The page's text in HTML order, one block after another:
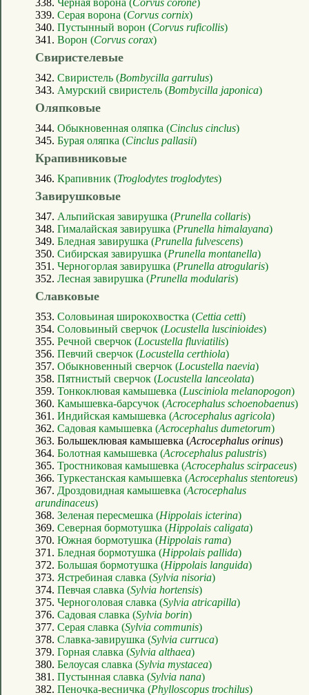
339. Серая ворона (Corvus cornix)
340. Пустынный ворон (Corvus ruficollis)
341. Ворон (Corvus corax)
Свиристелевые
342. Свиристель (Bombycilla garrulus)
343. Амурский свиристель (Bombycilla japonica)
Оляпковые
344. Обыкновенная оляпка (Cinclus cinclus)
345. Бурая оляпка (Cinclus pallasii)
Крапивниковые
346. Крапивник (Troglodytes troglodytes)
Завирушковые
347. Альпийская завирушка (Prunella collaris)
348. Гималайская завирушка (Prunella himalayana)
349. Бледная завирушка (Prunella fulvescens)
350. Сибирская завирушка (Prunella montanella)
351. Черногорлая завирушка (Prunella atrogularis)
352. Лесная завирушка (Prunella modularis)
Славковые
353. Соловьиная широкохвостка (Cettia cetti)
354. Соловьиный сверчок (Locustella luscinioides)
355. Речной сверчок (Locustella fluviatilis)
356. Певчий сверчок (Locustella certhiola)
357. Обыкновенный сверчок (Locustella naevia)
358. Пятнистый сверчок (Locustella lanceolata)
359. Тонкоклювая камышевка (Lusciniola melanopogon)
360. Камышевка-барсучок (Acrocephalus schoenobaenus)
361. Индийская камышевка (Acrocephalus agricola)
362. Садовая камышевка (Acrocephalus dumetorum)
363. Большеклювая камышевка (Acrocephalus orinus)
364. Болотная камышевка (Acrocephalus palustris)
365. Тростниковая камышевка (Acrocephalus scirpaceus)
366. Туркестанская камышевка (Acrocephalus stentoreus)
367. Дроздовидная камышевка (Acrocephalus
arundinaceus)
368. Зеленая пересмешка (Hippolais icterina)
369. Северная бормотушка (Hippolais caligata)
370. Южная бормотушка (Hippolais rama)
371. Бледная бормотушка (Hippolais pallida)
372. Большая бормотушка (Hippolais languida)
373. Ястребиная славка (Sylvia nisoria)
374. Певчая славка (Sylvia hortensis)
375. Черноголовая славка (Sylvia atricapilla)
376. Садовая славка (Sylvia borin)
377. Серая славка (Sylvia communis)
378. Славка-завирушка (Sylvia curruca)
379. Горная славка (Sylvia althaea)
380. Белоусая славка (Sylvia mystacea)
381. Пустынная славка (Sylvia nana)
382. Пеночка-весничка (Phylloscopus trochilus)